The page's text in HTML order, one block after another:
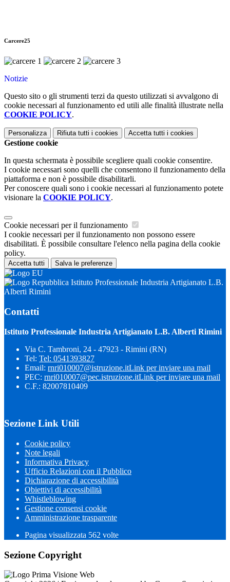
Carcere25
Notizie
Questo sito o gli strumenti terzi da questo utilizzati si avvalgono di
cookie necessari al funzionamento ed utili alle finalità illustrate nella
COOKIE POLICY.
Personalizza Rifiuta tutti i cookies Accetta tutti i cookies
Gestione cookie
In questa schermata è possibile scegliere quali cookie consentire.
I cookie necessari sono quelli che consentono il funzionamento della
piattaforma e non è possibile disabilitarli.
Per conoscere quali sono i cookie necessari al funzionamento potete
visionare la COOKIE POLICY.
Cookie necessari per il funzionamento
I cookie necessari per il funzionamento non possono essere
disabilitati. È possibile consultare l'elenco nella pagina della cookie
policy.
Accetta tutti Salva le preferenze
Istituto Professionale Industria Artigianato L.B.
Alberti Rimini
Contatti
Istituto Professionale Industria Artigianato L.B. Alberti Rimini
Via C. Tambroni, 24 - 47923 - Rimini (RN)
Tel: Tel: 0541393827
Email: rnri010007@istruzione.itLink per inviare una mail
PEC: rnri010007@pec.istruzione.itLink per inviare una mail
C.F.: 82007810409
Sezione Link Utili
Cookie policy
Note legali
Informativa Privacy
Ufficio Relazioni con il Pubblico
Dichiarazione di accessibilità
Obiettivi di accessibilità
Whistleblowing
Gestione consensi cookie
Amministrazione trasparente
Pagina visualizzata 562 volte
Sezione Copyright